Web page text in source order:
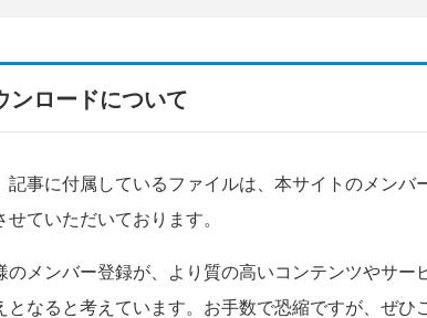
ンロードについて
記事に付属しているファイルは、本サイトのメンバ
ていただいております。
のメンバー登録が、より質の高いコンテンツやサー
となると考えています。お手数で恐縮ですが、ぜひ